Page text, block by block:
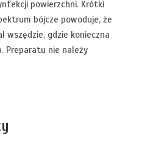
powierzchni. Krótki
bójcze powoduje, że
wszędzie, gdzie konieczna
Preparatu nie należy